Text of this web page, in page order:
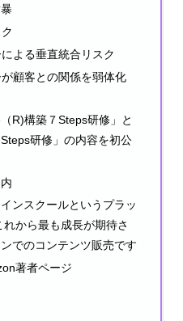
よる垂直統合リスク
顧客との関係を弱体化
R)構築７Steps研修」と
研修」の内容を初公
ンスクールというプラッ
から最も成長が期待さ
でのコンテンツ販売です
著者ページ